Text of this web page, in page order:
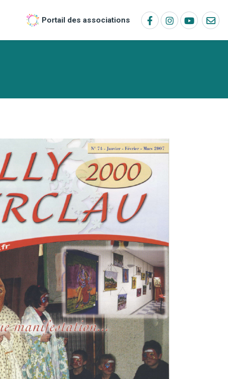
Portail des associations